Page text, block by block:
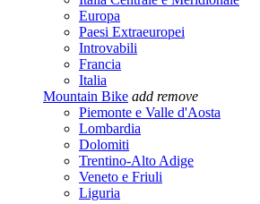
Europa
Paesi Extraeuropei
Introvabili
Francia
Italia
Mountain Bike add remove
Piemonte e Valle d'Aosta
Lombardia
Dolomiti
Trentino-Alto Adige
Veneto e Friuli
Liguria